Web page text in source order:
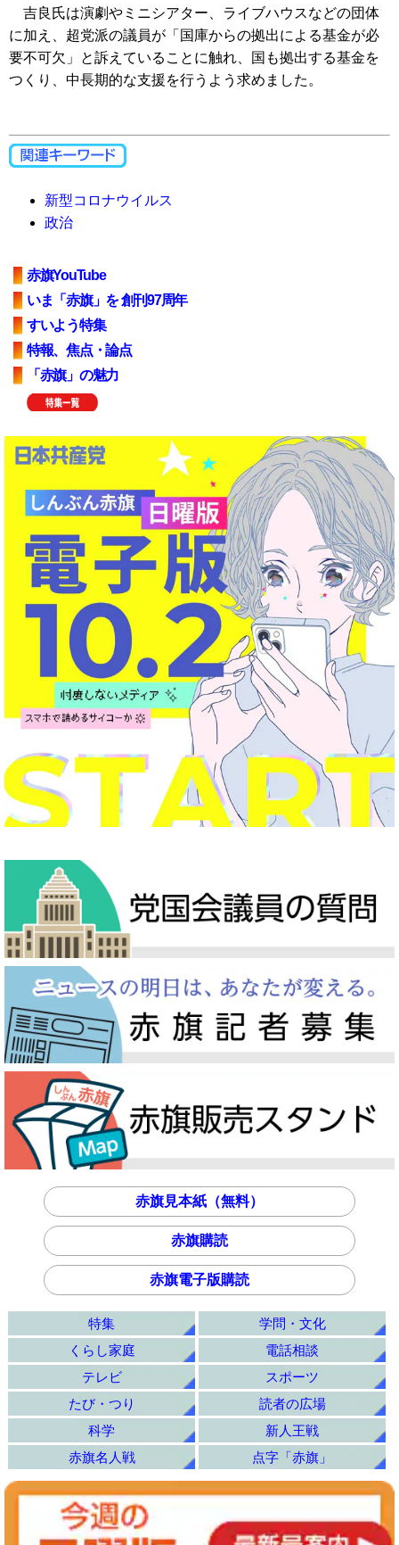
吉良氏は演劇やミニシアター、ライブハウスなどの団体
に加え、超党派の議員が「国庫からの拠出による基金が必
要不可欠」と訴えていることに触れ、国も拠出する基金を
つくり、中長期的な支援を行うよう求めました。
新型コロナウイルス
政治
赤旗YouTube
いま「赤旗」を 創刊97周年
すいよう特集
特報、焦点・論点
「赤旗」の魅力
赤旗見本紙（無料）
赤旗購読
赤旗電子版購読
特集
学問・文化
くらし家庭
電話相談
テレビ
スポーツ
たび・つり
読者の広場
科学
新人王戦
赤旗名人戦
点字「赤旗」